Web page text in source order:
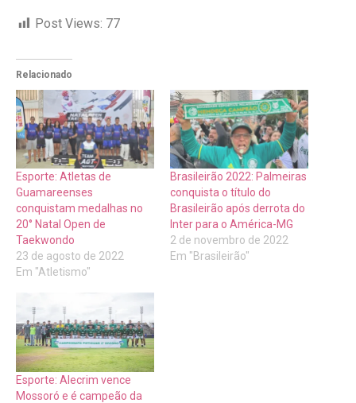
Post Views: 77
Relacionado
Esporte: Atletas de
Guamareenses
conquistam medalhas no
20° Natal Open de
Taekwondo
23 de agosto de 2022
Em "Atletismo"
Brasileirão 2022: Palmeiras
conquista o título do
Brasileirão após derrota do
Inter para o América-MG
2 de novembro de 2022
Em "Brasileirão"
Esporte: Alecrim vence
Mossoró e é campeão da